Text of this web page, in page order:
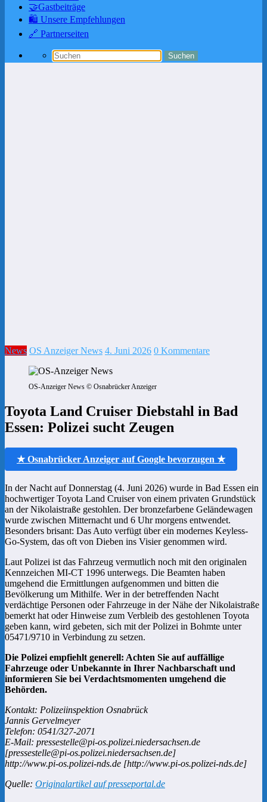
🤝Gastbeiträge
🛍️ Unsere Empfehlungen
🔗 Partnerseiten
News OS Anzeiger News 4. Juni 2026 0 Kommentare
OS-Anzeiger News © Osnabrücker Anzeiger
Toyota Land Cruiser Diebstahl in Bad
Essen: Polizei sucht Zeugen
★ Osnabrücker Anzeiger auf Google bevorzugen ★
In der Nacht auf Donnerstag (4. Juni 2026) wurde in Bad Essen ein
hochwertiger Toyota Land Cruiser von einem privaten Grundstück
an der Nikolaistraße gestohlen. Der bronzefarbene Geländewagen
wurde zwischen Mitternacht und 6 Uhr morgens entwendet.
Besonders brisant: Das Auto verfügt über ein modernes Keyless-
Go-System, das oft von Dieben ins Visier genommen wird.
Laut Polizei ist das Fahrzeug vermutlich noch mit den originalen
Kennzeichen MI-CT 1996 unterwegs. Die Beamten haben
umgehend die Ermittlungen aufgenommen und bitten die
Bevölkerung um Mithilfe. Wer in der betreffenden Nacht
verdächtige Personen oder Fahrzeuge in der Nähe der Nikolaistraße
bemerkt hat oder Hinweise zum Verbleib des gestohlenen Toyota
geben kann, wird gebeten, sich mit der Polizei in Bohmte unter
05471/9710 in Verbindung zu setzen.
Die Polizei empfiehlt generell: Achten Sie auf auffällige
Fahrzeuge oder Unbekannte in Ihrer Nachbarschaft und
informieren Sie bei Verdachtsmomenten umgehend die
Behörden.
Kontakt: Polizeiinspektion Osnabrück
Jannis Gervelmeyer
Telefon: 0541/327-2071
E-Mail: pressestelle@pi-os.polizei.niedersachsen.de
[pressestelle@pi-os.polizei.niedersachsen.de]
http://www.pi-os.polizei-nds.de [http://www.pi-os.polizei-nds.de]
Quelle: Originalartikel auf presseportal.de